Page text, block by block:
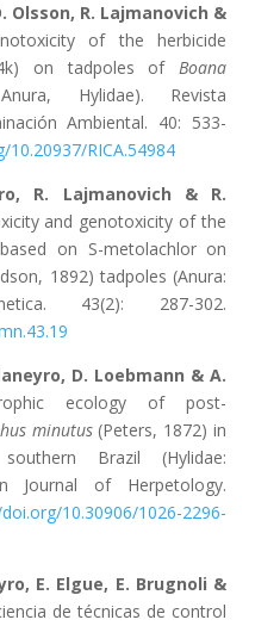
Olsson, R. Lajmanovich &
of the herbicide
on tadpoles ofBoana
Hylidae). Revista
Ambiental. 40: 533-
RICA.54984
R. Lajmanovich & R.
and genotoxicity of the
on S-metolachlor on
1892) tadpoles (Anura:
43(2): 287-302.
D. Loebmann & A.
ecology of post-
minutus(Peters, 1872) in
Brazil (Hylidae:
Journal of Herpetology.
10.30906/1026-2296-
E. Elgue, E. Brugnoli &
de técnicas de control